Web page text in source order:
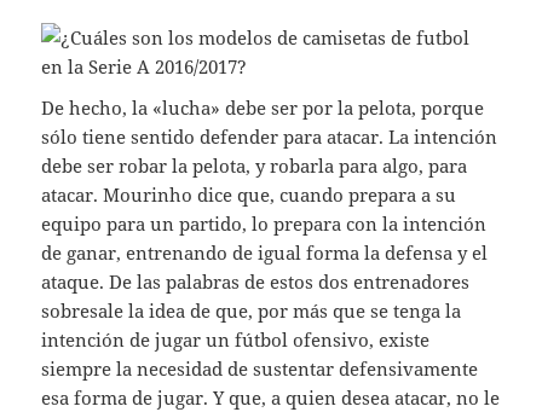
De hecho, la «lucha» debe ser por la pelota, porque
sólo tiene sentido defender para atacar. La intención
debe ser robar la pelota, y robarla para algo, para
atacar. Mourinho dice que, cuando prepara a su
equipo para un partido, lo prepara con la intención
de ganar, entrenando de igual forma la defensa y el
ataque. De las palabras de estos dos entrenadores
sobresale la idea de que, por más que se tenga la
intención de jugar un fútbol ofensivo, existe
siempre la necesidad de sustentar defensivamente
esa forma de jugar. Y que, a quien desea atacar, no le